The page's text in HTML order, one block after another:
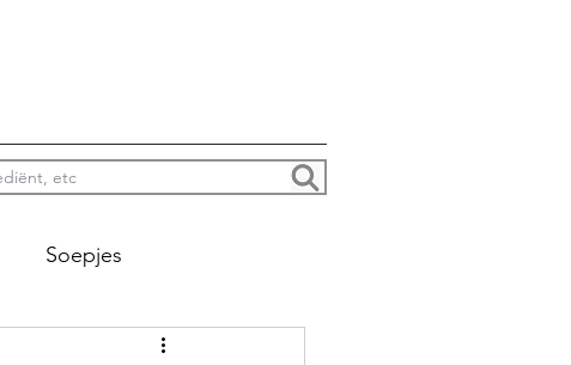
Soepjes
Pina colada’s enzo